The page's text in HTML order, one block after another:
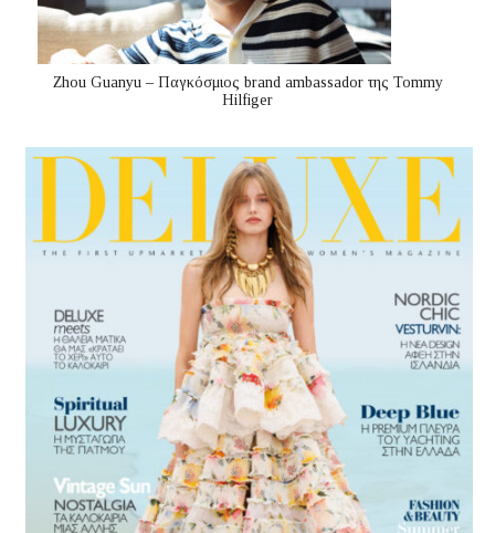
Zhou Guanyu – Παγκόσμιος brand ambassador της Tommy
Hilfiger